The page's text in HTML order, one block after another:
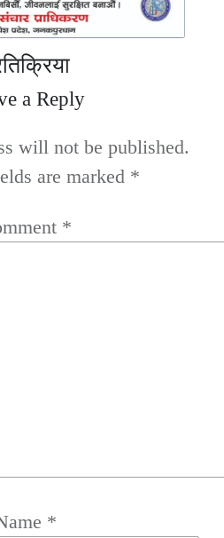
a Reply
will not be published.
are marked *
*
*